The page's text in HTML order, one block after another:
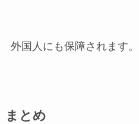
外国人にも保障されます。
まとめ